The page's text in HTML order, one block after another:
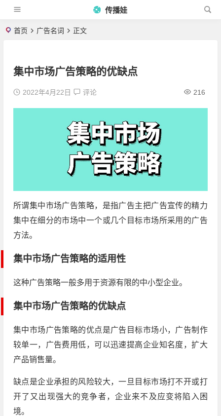
传播娃
首页 广告名词 正文
集中市场广告策略的优缺点
2022年4月22日 评论 216
所谓集中市场广告策略，是指广告主把广告宣传的精力
集中在细分的市场中一个或几个目标市场所采用的广告
方法。
集中市场广告策略的适用性
这种广告策略一般多用于资源有限的中小型企业。
集中市场广告策略的优缺点
集中市场广告策略的优点是广告目标市场小，广告制作
较单一，广告费用低，可以迅速提高企业知名度，扩大
产品销售量。
缺点是企业承担的风险较大，一旦目标市场打不开或打
开了又出现强大的竞争者，企业来不及应变将陷入困
境。